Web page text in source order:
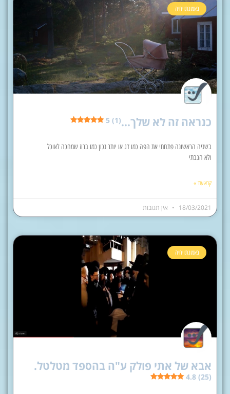
באמונתו יחיה
כנראה זה לא שלך…5 (1)
בשניה הראשונה פתחתי את הפה כמו דג או יותר נכון כמו ברוז שמחכה לאוכל
ולא הגבתי
קרא עוד »
18/03/2021 אין תגובות
באמונתו יחיה
אבא של אתי פולק ע"ה בהספד מטלטל.
4.8 (25)